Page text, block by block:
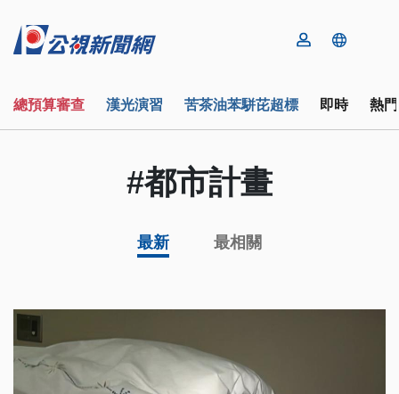
總預算審查 漢光演習 苦茶油苯駢芘超標 即時 熱
#都市計畫
最新 最相關